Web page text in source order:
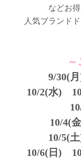
などお
人気ブランド
9/30(
10/2(水) 10
10/4(
10/5(
10/6(日) 10